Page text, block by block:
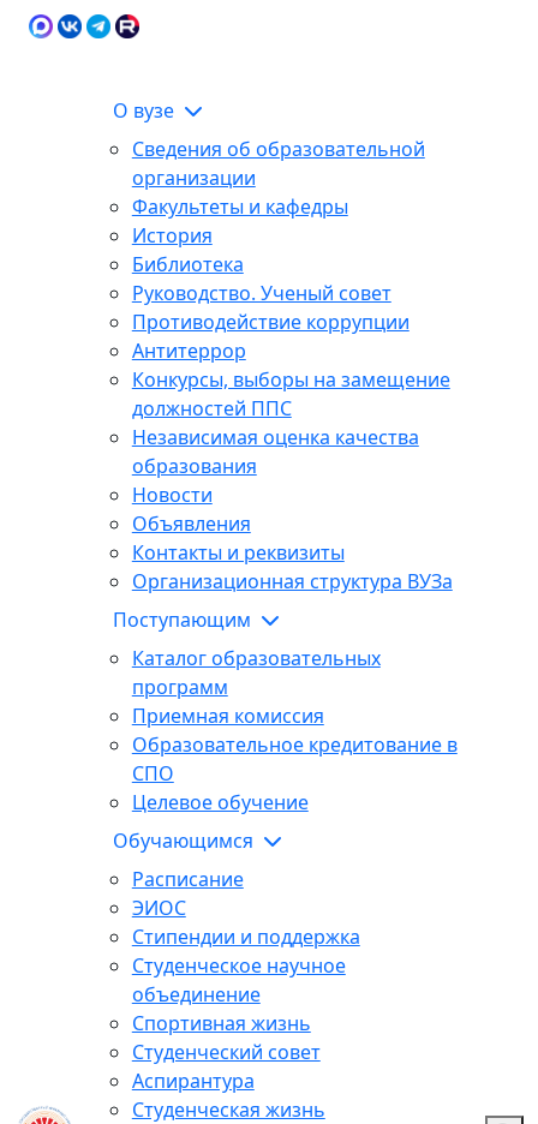
О вузе
Сведения об образовательной
организации
Факультеты и кафедры
История
Библиотека
Руководство. Ученый совет
Противодействие коррупции
Антитеррор
Конкурсы, выборы на замещение
должностей ППС
Независимая оценка качества
образования
Новости
Объявления
Контакты и реквизиты
Организационная структура ВУЗа
Поступающим
Каталог образовательных
программ
Приемная комиссия
Образовательное кредитование в
СПО
Целевое обучение
Обучающимся
Расписание
ЭИОС
Стипендии и поддержка
Студенческое научное
объединение
Спортивная жизнь
Студенческий совет
Аспирантура
Студенческая жизнь